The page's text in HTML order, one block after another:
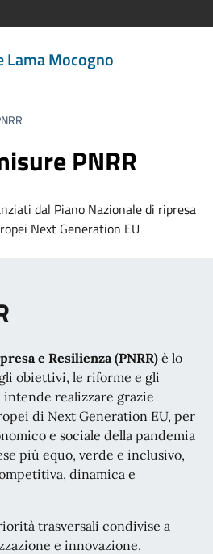
Lama Mocogno
PNRR
dal Piano Nazionale di ripresa
Next Generation EU
e Resilienza (PNRR) è lo
obiettivi, le riforme e gli
realizzare grazie
di Next Generation EU, per
e sociale della pandemia
più equo, verde e inclusivo,
dinamica e
trasversali condivise a
e innovazione,